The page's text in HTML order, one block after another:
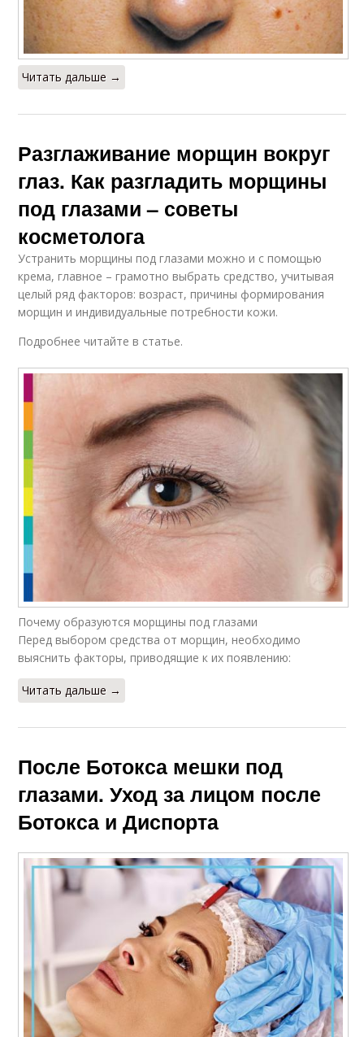
Читать дальше →
Разглаживание морщин вокруг
глаз. Как разгладить морщины
под глазами – советы
косметолога
Устранить морщины под глазами можно и с помощью
крема, главное – грамотно выбрать средство, учитывая
целый ряд факторов: возраст, причины формирования
морщин и индивидуальные потребности кожи.
Подробнее читайте в статье.
Почему образуются морщины под глазами
Перед выбором средства от морщин, необходимо
выяснить факторы, приводящие к их появлению:
Читать дальше →
После Ботокса мешки под
глазами. Уход за лицом после
Ботокса и Диспорта